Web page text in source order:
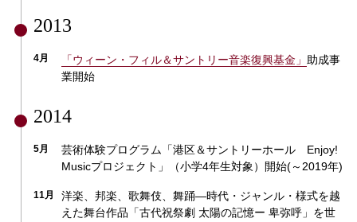
2013
4月 「ウィーン・フィル＆サントリー音楽復興基金」 助成事
業開始
2014
5月
芸術体験プログラム「港区＆サントリーホール Enjoy!
Musicプロジェクト」（小学4年生対象）開始(～2019年)
11月
洋楽、邦楽、歌舞伎、舞踊―時代・ジャンル・様式を越
えた舞台作品「古代祝祭劇 太陽の記憶ー 卑弥呼」を世